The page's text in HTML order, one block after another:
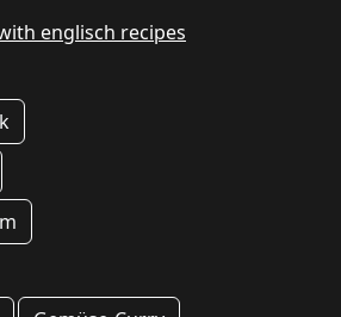
englisch recipes